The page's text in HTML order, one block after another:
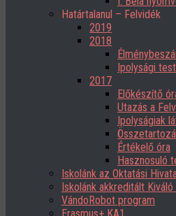
Határtalanul – Felvidék
2019
2018
Ipolysági
2017
Előkészítő
Utazás a
Ipolyságiak
Értékelő óra
Hasznosuló
Iskolánk az Oktatási
Iskolánk akkreditált
VándoRobot program